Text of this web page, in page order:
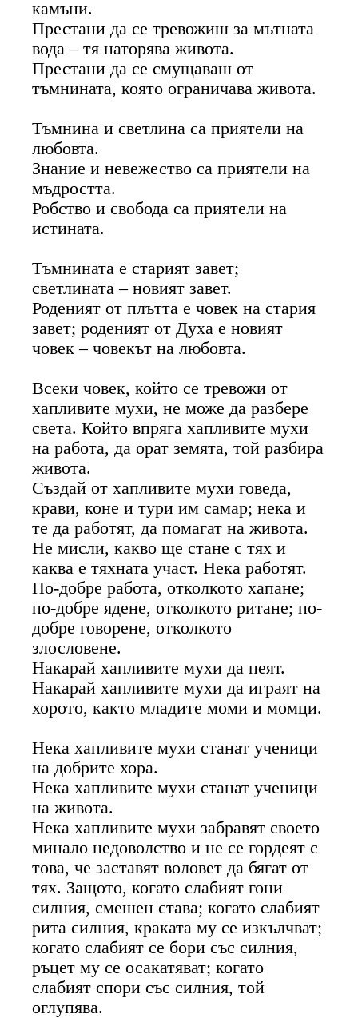
камъни.
Престани да се тревожиш за мътната
вода – тя наторява живота.
Престани да се смущаваш от
тъмнината, която ограничава живота.
Тъмнина и светлина са приятели на
любовта.
Знание и невежество са приятели на
мъдростта.
Робство и свобода са приятели на
истината.
Тъмнината е старият завет;
светлината – новият завет.
Роденият от плътта е човек на стария
завет; роденият от Духа е новият
човек – човекът на любовта.
Всеки човек, който се тревожи от
хапливите мухи, не може да разбере
света. Който впряга хапливите мухи
на работа, да орат земята, той разбира
живота.
Създай от хапливите мухи говеда,
крави, коне и тури им самар; нека и
те да работят, да помагат на живота.
Не мисли, какво ще стане с тях и
каква е тяхната участ. Нека работят.
По-добре работа, отколкото хапане;
по-добре ядене, отколкото ритане; по-
добре говорене, отколкото
злословене.
Накарай хапливите мухи да пеят.
Накарай хапливите мухи да играят на
хорото, както младите моми и момци.
Нека хапливите мухи станат ученици
на добрите хора.
Нека хапливите мухи станат ученици
на живота.
Нека хапливите мухи забравят своето
минало недоволство и не се гордеят с
това, че заставят воловет да бягат от
тях. Защото, когато слабият гони
силния, смешен става; когато слабият
рита силния, краката му се изкълчват;
когато слабият се бори със силния,
ръцет му се осакатяват; когато
слабият спори със силния, той
оглупява.